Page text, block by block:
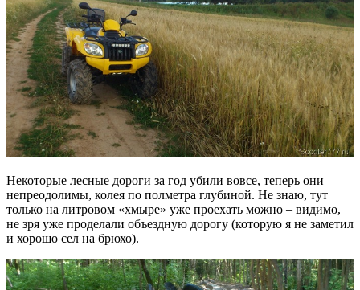
Некоторые лесные дороги за год убили вовсе, теперь они
непреодолимы, колея по полметра глубиной. Не знаю, тут
только на литровом «хмыре» уже проехать можно – видимо,
не зря уже проделали объездную дорогу (которую я не заметил
и хорошо сел на брюхо).